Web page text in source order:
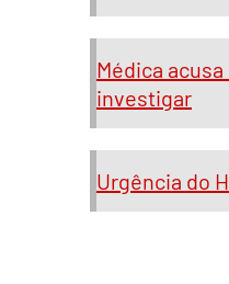
Médica
investigar
Urgência do